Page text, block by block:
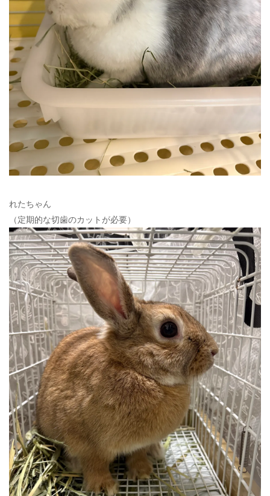
れたちゃん
（定期的な切歯のカットが必要）